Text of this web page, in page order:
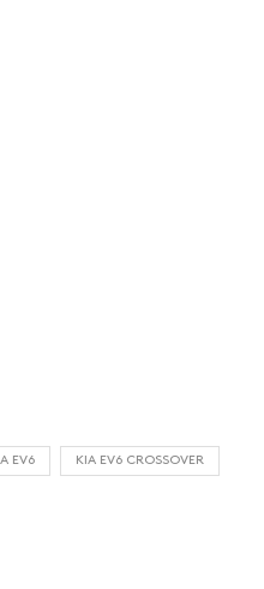
EV6 KIA EV6 CROSSOVER